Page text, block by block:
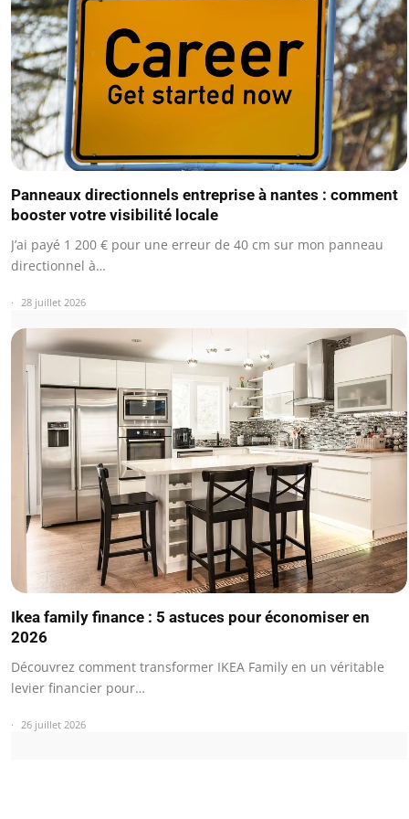
Panneaux directionnels entreprise à nantes : comment
booster votre visibilité locale
J’ai payé 1 200 € pour une erreur de 40 cm sur mon panneau
directionnel à…
28 juillet 2026
Ikea family finance : 5 astuces pour économiser en
2026
Découvrez comment transformer IKEA Family en un véritable
levier financier pour…
26 juillet 2026